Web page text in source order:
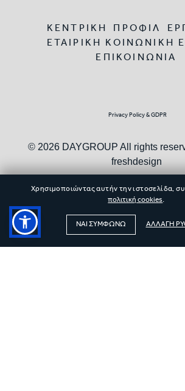
ΚΕΝΤΡΙΚΗ ΠΡΟΦΙΛ
ΕΤΑΙΡΙΚΗ ΚΟΙΝΩΝΙΚΗ
ΕΠΙΚΟΙΝΩΝΙΑ
Privacy Policy & GDPR
© 2026 DAYGROUP All rights
freshdesign
Χρησιμοποιώντας αυτήν την ιστοσελίδα,
πολιτική cookies.
ΝΑΙ ΣΥΜΦΩΝΩ ΑΛΛΑΓΗ